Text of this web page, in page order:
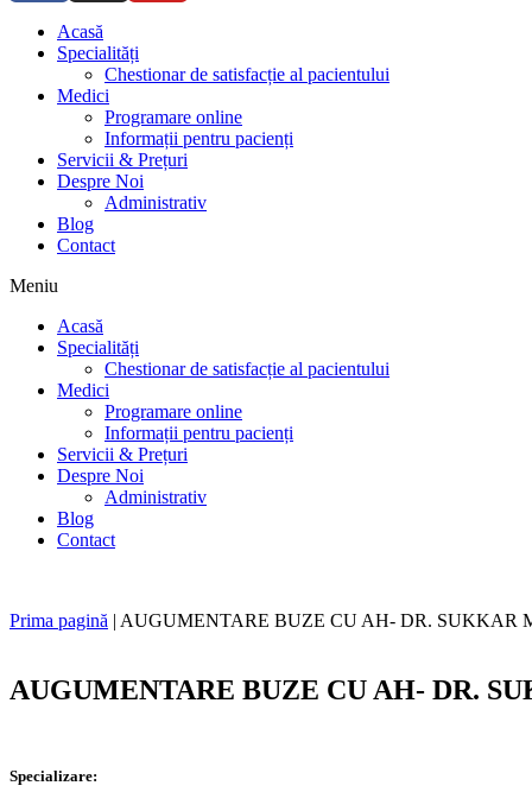
Acasă
Specialități
Chestionar de satisfacție al pacientului
Medici
Programare online
Informații pentru pacienți
Servicii & Prețuri
Despre Noi
Administrativ
Blog
Contact
Meniu
Acasă
Specialități
Chestionar de satisfacție al pacientului
Medici
Programare online
Informații pentru pacienți
Servicii & Prețuri
Despre Noi
Administrativ
Blog
Contact
Prima pagină | AUGUMENTARE BUZE CU AH- DR. SUKKAR
AUGUMENTARE BUZE CU AH- DR.
Specializare: